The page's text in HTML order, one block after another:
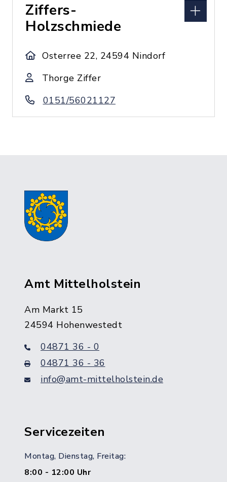
Ziffers-
Holzschmiede
Osterree 22, 24594 Nindorf
Thorge Ziffer
0151/56021127
Amt Mittelholstein
Am Markt 15
24594 Hohenwestedt
04871 36 - 0
04871 36 - 36
info@amt-mittelholstein.de
Servicezeiten
Montag, Dienstag, Freitag:
8:00 - 12:00 Uhr